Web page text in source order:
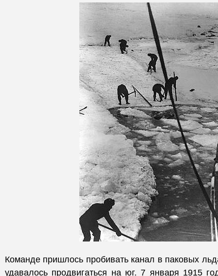
Команде пришлось пробивать канал в паковых
удавалось продвигаться на юг. 7 января 1915